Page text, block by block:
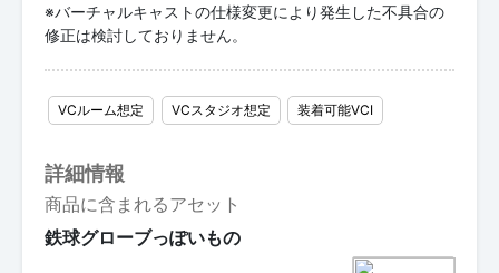
※バーチャルキャストの仕様変更により発生した不具合の
修正は検討しておりません。
VCルーム想定 VCスタジオ想定 装着可能VCI
詳細情報
商品に含まれるアセット
鉄球グローブっぽいもの